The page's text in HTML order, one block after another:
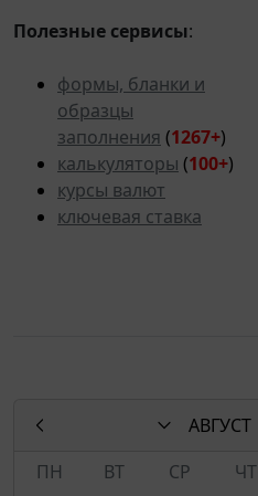
Полезные сервисы:
формы, бланки и
образцы
заполнения (1267+)
калькуляторы (100+)
курсы валют
ключевая ставка
АВГУСТ
ПН
ВТ СР ЧТ